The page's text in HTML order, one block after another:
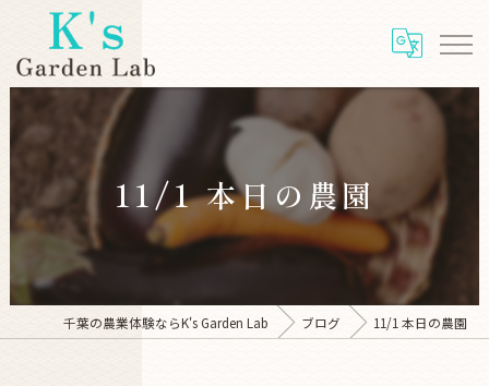
11/1 本日の農園
千葉の農業体験ならK's Garden Lab ブログ 11/1 本日の農園